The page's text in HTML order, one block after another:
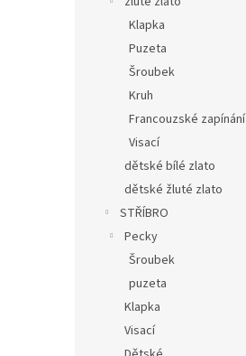
Klapka
Puzeta
Šroubek
Kruh
Francouzské zapínání
Visací
dětské bílé zlato
dětské žluté zlato
STŘÍBRO
Pecky
Šroubek
puzeta
Klapka
Visací